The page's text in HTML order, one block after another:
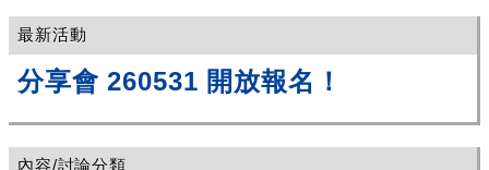
最新活動
分享會 260531 開放報名！
內容/討論分類